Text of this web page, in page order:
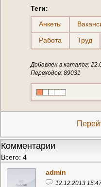
Теги:
Анкеты
Работа Труд
Добавлен в каталог:
Переходов: 89031
Комментарии
Всего: 4
admin
12.12.2013